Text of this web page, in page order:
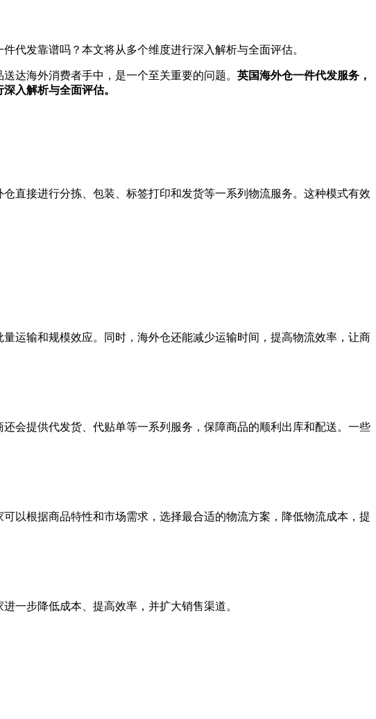
代发靠谱吗？本文将从多个维度进行深入解析与全面评估。
达海外消费者手中，是一个至关重要的问题。 英国海外仓一件代发服务，
入解析与全面评估。
直接进行分拣、包装、标签打印和发货等一系列物流服务。这种模式有效
运输和规模效应。同时，海外仓还能减少运输时间，提高物流效率，让商
会提供代发货、代贴单等一系列服务，保障商品的顺利出库和配送。一些
以根据商品特性和市场需求，选择最合适的物流方案，降低物流成本，提
一步降低成本、提高效率，并扩大销售渠道。